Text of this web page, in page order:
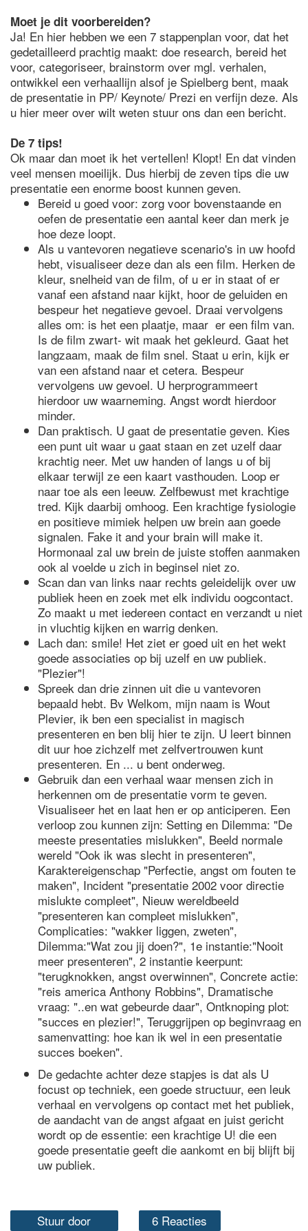
Moet je dit voorbereiden?
Ja! En hier hebben we een 7 stappenplan voor, dat het
gedetailleerd prachtig maakt: doe research, bereid het
voor, categoriseer, brainstorm over mgl. verhalen,
ontwikkel een verhaallijn alsof je Spielberg bent, maak
de presentatie in PP/ Keynote/ Prezi en verfijn deze. Als
u hier meer over wilt weten stuur ons dan een bericht.
De 7 tips!
Ok maar dan moet ik het vertellen! Klopt! En dat vinden
veel mensen moeilijk. Dus hierbij de zeven tips die uw
presentatie een enorme boost kunnen geven.
Bereid u goed voor: zorg voor bovenstaande en
oefen de presentatie een aantal keer dan merk je
hoe deze loopt.
Als u vantevoren negatieve scenario's in uw hoofd
hebt, visualiseer deze dan als een film. Herken de
kleur, snelheid van de film, of u er in staat of er
vanaf een afstand naar kijkt, hoor de geluiden en
bespeur het negatieve gevoel. Draai vervolgens
alles om: is het een plaatje, maar er een film van.
Is de film zwart- wit maak het gekleurd. Gaat het
langzaam, maak de film snel. Staat u erin, kijk er
van een afstand naar et cetera. Bespeur
vervolgens uw gevoel. U herprogrammeert
hierdoor uw waarneming. Angst wordt hierdoor
minder.
Dan praktisch. U gaat de presentatie geven. Kies
een punt uit waar u gaat staan en zet uzelf daar
krachtig neer. Met uw handen of langs u of bij
elkaar terwijl ze een kaart vasthouden. Loop er
naar toe als een leeuw. Zelfbewust met krachtige
tred. Kijk daarbij omhoog. Een krachtige fysiologie
en positieve mimiek helpen uw brein aan goede
signalen. Fake it and your brain will make it.
Hormonaal zal uw brein de juiste stoffen aanmaken
ook al voelde u zich in beginsel niet zo.
Scan dan van links naar rechts geleidelijk over uw
publiek heen en zoek met elk individu oogcontact.
Zo maakt u met iedereen contact en verzandt u niet
in vluchtig kijken en warrig denken.
Lach dan: smile! Het ziet er goed uit en het wekt
goede associaties op bij uzelf en uw publiek.
"Plezier"!
Spreek dan drie zinnen uit die u vantevoren
bepaald hebt. Bv Welkom, mijn naam is Wout
Plevier, ik ben een specialist in magisch
presenteren en ben blij hier te zijn. U leert binnen
dit uur hoe zichzelf met zelfvertrouwen kunt
presenteren. En ... u bent onderweg.
Gebruik dan een verhaal waar mensen zich in
herkennen om de presentatie vorm te geven.
Visualiseer het en laat hen er op anticiperen. Een
verloop zou kunnen zijn: Setting en Dilemma: "De
meeste presentaties mislukken", Beeld normale
wereld "Ook ik was slecht in presenteren",
Karaktereigenschap "Perfectie, angst om fouten te
maken", Incident "presentatie 2002 voor directie
mislukte compleet", Nieuw wereldbeeld
"presenteren kan compleet mislukken",
Complicaties: "wakker liggen, zweten",
Dilemma:"Wat zou jij doen?", 1e instantie:"Nooit
meer presenteren", 2 instantie keerpunt:
"terugknokken, angst overwinnen", Concrete actie:
"reis america Anthony Robbins", Dramatische
vraag: "..en wat gebeurde daar", Ontknoping plot:
"succes en plezier!", Teruggrijpen op beginvraag en
samenvatting: hoe kan ik wel in een presentatie
succes boeken".
De gedachte achter deze stapjes is dat als U
focust op techniek, een goede structuur, een leuk
verhaal en vervolgens op contact met het publiek,
de aandacht van de angst afgaat en juist gericht
wordt op de essentie: een krachtige U! die een
goede presentatie geeft die aankomt en bij blijft bij
uw publiek.
Stuur door 6 Reacties